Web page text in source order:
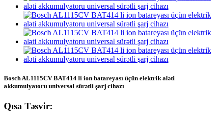
Bosch AL1115CV BAT414 li ion batareyası üçün elektrik aləti
akkumulyatoru universal sürətli şarj cihazı
Qısa Təsvir: